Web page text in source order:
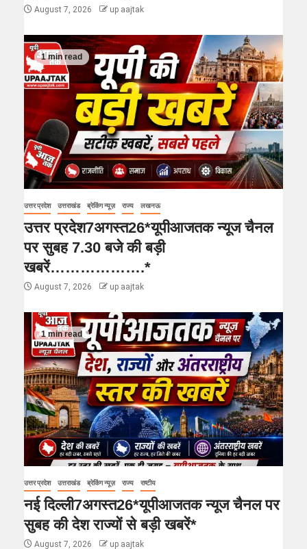
August 7, 2026 up aajtak
1 min read
उत्तर प्रदेश उत्तराखंड ब्रेकिंग न्यूज़ राज्य लखनऊ
उत्तर प्रदेश7अगस्त26*यूपीआजतक न्यूज चैनल
पर सुबह 7.30 बजे की बड़ी
खबरें……………….*
August 7, 2026 up aajtak
1 min read
उत्तर प्रदेश उत्तराखंड ब्रेकिंग न्यूज़ राज्य राष्टीय
नई दिल्ली7अगस्त26*यूपीआजतक न्यूज चैनल पर
सुबह की देश राज्यों से बड़ी खबरें*
August 7, 2026 up aajtak